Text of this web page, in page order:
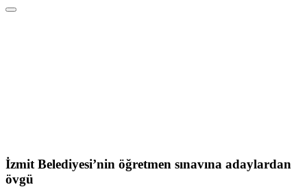
İzmit Belediyesi’nin öğretmen sınavına adaylardan
övgü